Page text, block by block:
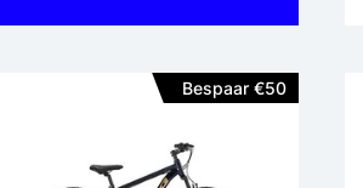
Bespaar €50